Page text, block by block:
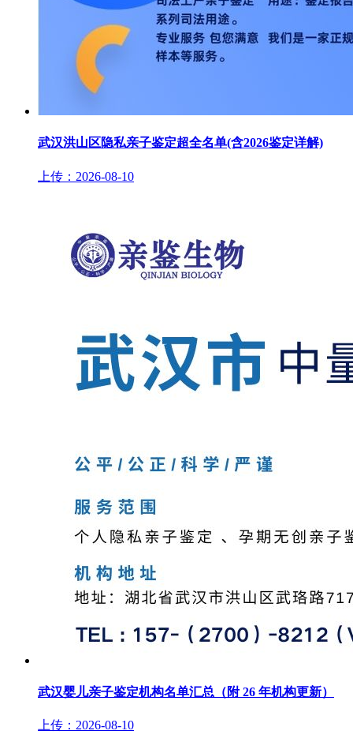
武汉洪山区隐私亲子鉴定超全名单(含2026鉴定详解)
上传：2026-08-10
武汉婴儿亲子鉴定机构名单汇总（附 26 年机构更新）
上传：2026-08-10